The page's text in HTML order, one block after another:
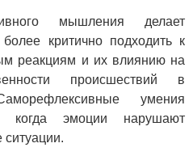
мышления делает
критично подходить к
реакциям и их влиянию на
происшествий в
умения
когда эмоции нарушают
ситуации.